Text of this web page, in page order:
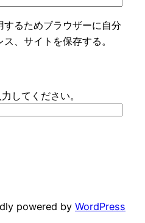
するためブラウザーに自分
、サイトを保存する。
してください。
powered by WordPress